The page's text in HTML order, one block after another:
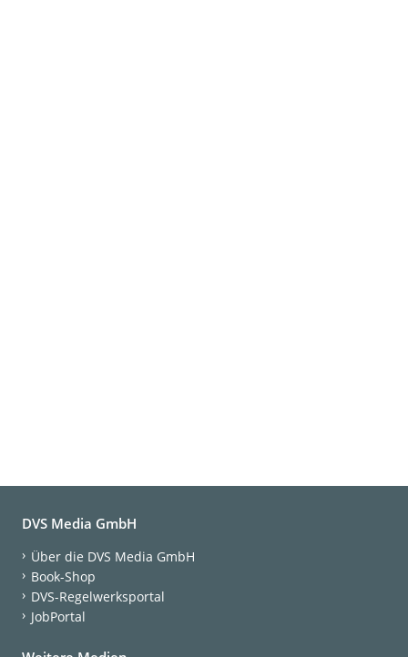
DVS Media GmbH
Über die DVS Media GmbH
Book-Shop
DVS-Regelwerksportal
JobPortal